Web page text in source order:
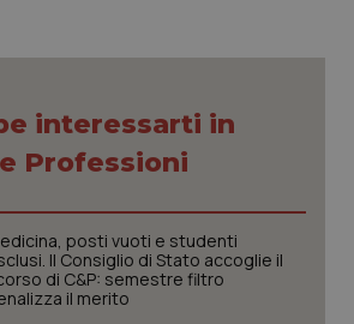
& patologie neurodegenerative
interessarti in
Professioni
posti vuoti e studenti
Il Consiglio di Stato accoglie il
di C&P: semestre filtro
il merito